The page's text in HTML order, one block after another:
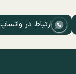
ارتباط در واتساپ